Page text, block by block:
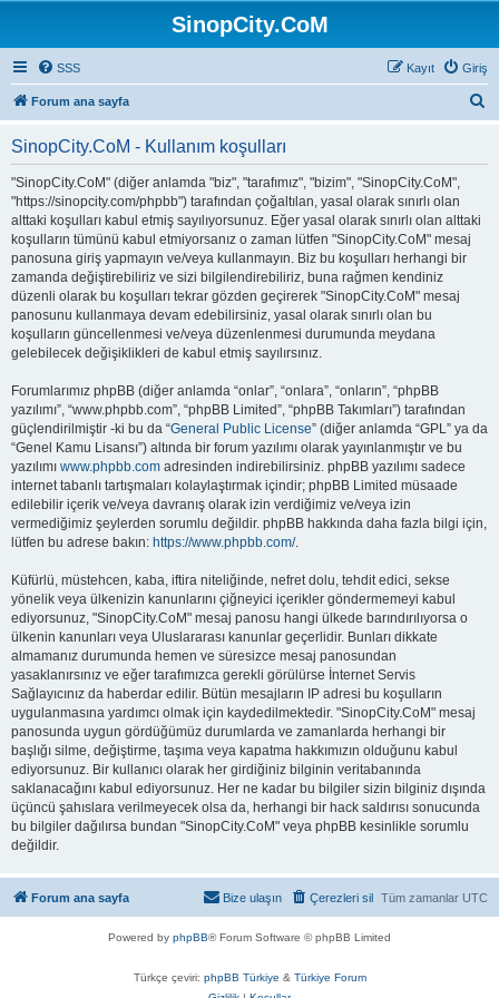
SinopCity.CoM
SSS Giriş
Kayıt
Forum ana sayfa
SinopCity.CoM - Kullanım koşulları
"SinopCity.CoM" (diğer anlamda "biz", "tarafımız", "bizim", "SinopCity.CoM",
"https://sinopcity.com/phpbb") tarafından çoğaltılan, yasal olarak sınırlı olan
alttaki koşulları kabul etmiş sayılıyorsunuz. Eğer yasal olarak sınırlı olan alttaki
koşulların tümünü kabul etmiyorsanız o zaman lütfen "SinopCity.CoM" mesaj
panosuna giriş yapmayın ve/veya kullanmayın. Biz bu koşulları herhangi bir
zamanda değiştirebiliriz ve sizi bilgilendirebiliriz, buna rağmen kendiniz
düzenli olarak bu koşulları tekrar gözden geçirerek "SinopCity.CoM" mesaj
panosunu kullanmaya devam edebilirsiniz, yasal olarak sınırlı olan bu
koşulların güncellenmesi ve/veya düzenlenmesi durumunda meydana
gelebilecek değişiklikleri de kabul etmiş sayılırsınız.
Forumlarımız phpBB (diğer anlamda “onlar”, “onlara”, “onların”, “phpBB
yazılımı”, “www.phpbb.com”, “phpBB Limited”, “phpBB Takımları”) tarafından
güçlendirilmiştir -ki bu da “General Public License” (diğer anlamda “GPL” ya da
“Genel Kamu Lisansı”) altında bir forum yazılımı olarak yayınlanmıştır ve bu
yazılımı www.phpbb.com adresinden indirebilirsiniz. phpBB yazılımı sadece
internet tabanlı tartışmaları kolaylaştırmak içindir; phpBB Limited müsaade
edilebilir içerik ve/veya davranış olarak izin verdiğimiz ve/veya izin
vermediğimiz şeylerden sorumlu değildir. phpBB hakkında daha fazla bilgi için,
lütfen bu adrese bakın: https://www.phpbb.com/.
Küfürlü, müstehcen, kaba, iftira niteliğinde, nefret dolu, tehdit edici, sekse
yönelik veya ülkenizin kanunlarını çiğneyici içerikler göndermemeyi kabul
ediyorsunuz, "SinopCity.CoM" mesaj panosu hangi ülkede barındırılıyorsa o
ülkenin kanunları veya Uluslararası kanunlar geçerlidir. Bunları dikkate
almamanız durumunda hemen ve süresizce mesaj panosundan
yasaklanırsınız ve eğer tarafımızca gerekli görülürse İnternet Servis
Sağlayıcınız da haberdar edilir. Bütün mesajların IP adresi bu koşulların
uygulanmasına yardımcı olmak için kaydedilmektedir. "SinopCity.CoM" mesaj
panosunda uygun gördüğümüz durumlarda ve zamanlarda herhangi bir
başlığı silme, değiştirme, taşıma veya kapatma hakkımızın olduğunu kabul
ediyorsunuz. Bir kullanıcı olarak her girdiğiniz bilginin veritabanında
saklanacağını kabul ediyorsunuz. Her ne kadar bu bilgiler sizin bilginiz dışında
üçüncü şahıslara verilmeyecek olsa da, herhangi bir hack saldırısı sonucunda
bu bilgiler dağılırsa bundan "SinopCity.CoM" veya phpBB kesinlikle sorumlu
değildir.
Forum ana sayfa Tüm zamanlar UTC
Çerezleri sil
Bize ulaşın
Powered by phpBB® Forum Software © phpBB Limited
Türkçe çeviri: phpBB Türkiye & Türkiye Forum